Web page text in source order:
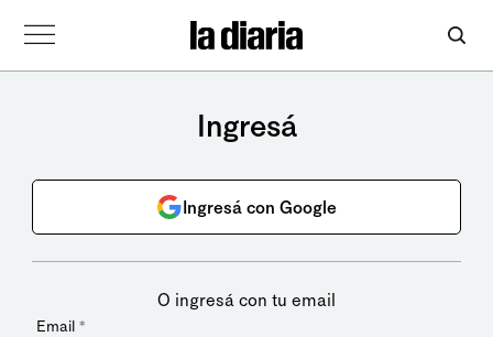
Ingresá
Ingresá con Google
O ingresá con tu email
Email *